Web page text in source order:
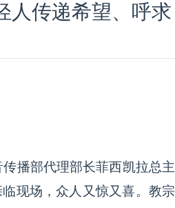
人传递希望、呼求
播部代理部长菲西凯拉总主
现场，众人又惊又喜。教宗